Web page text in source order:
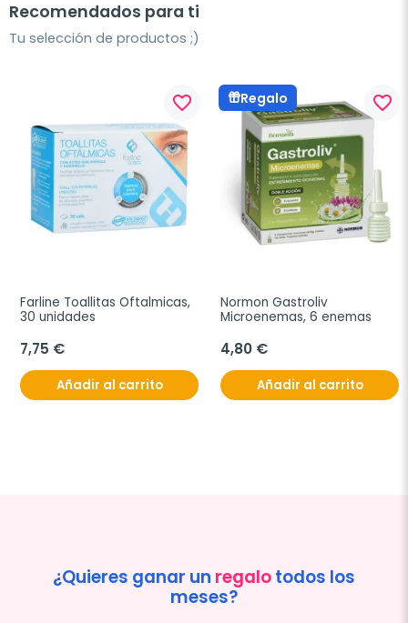
Recomendados para ti
Tu selección de productos ;)
favorite_border
Farline Toallitas Oftalmicas,
30 unidades
7,75 €
Añadir al carrito
Regalo favorite_border
Normon Gastroliv
Microenemas, 6 enemas
4,80 €
Añadir al carrito
¿Quieres ganar un regalotodos los
meses?